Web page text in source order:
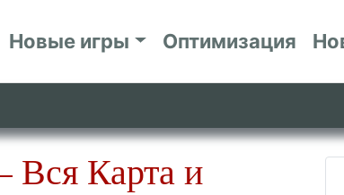
Новые игры Оптимизация
Вся Карта и